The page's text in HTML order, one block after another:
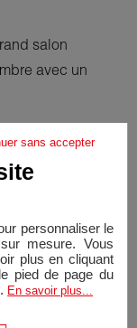
salon
avec un
vin, une
une
et des
ce bien.
sans accepter
personnaliser le
mesure. Vous
plus en cliquant
pied de page du
En savoir plus...